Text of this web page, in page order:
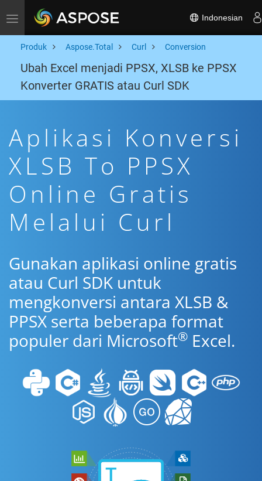
Toggle navigation Indonesian
Produk Aspose.Total Curl Conversion
Ubah Excel menjadi PPSX, XLSB ke PPSX
Konverter GRATIS atau Curl SDK
Aplikasi Konversi
XLSB To PPSX
Online Gratis
Melalui Curl
Gunakan aplikasi online gratis
atau Curl SDK untuk
mengkonversi antara XLSB &
PPSX serta beberapa format
populer dari Microsoft® Excel.